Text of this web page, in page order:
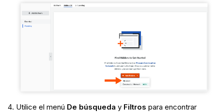
Utilice el menú De búsqueda y Filtros para encontrar